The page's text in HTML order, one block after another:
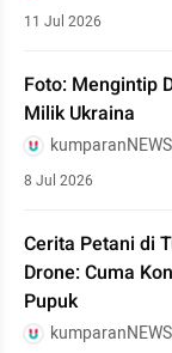
11 Jul 2026
Foto: Mengintip
Milik Ukraina
kumparanNEWS
8 Jul 2026
Cerita Petani di
Drone: Cuma
Pupuk
kumparanNEWS